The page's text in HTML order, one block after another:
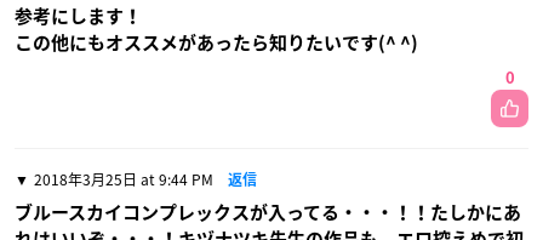
参考にします！
この他にもオススメがあったら知りたいです(^ ^)
0
2018年3月25日 at 9:44 PM 返信
ブルースカイコンプレックスが入ってる・・・！！たしかにあ